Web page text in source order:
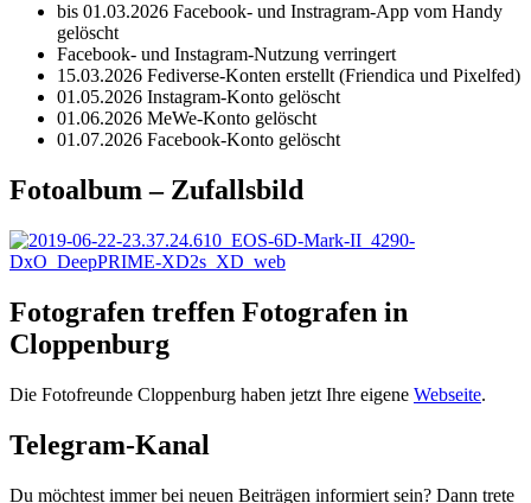
bis 01.03.2026 Facebook- und Instragram-App vom Handy
gelöscht
Facebook- und Instagram-Nutzung verringert
15.03.2026 Fediverse-Konten erstellt (Friendica und Pixelfed)
01.05.2026 Instagram-Konto gelöscht
01.06.2026 MeWe-Konto gelöscht
01.07.2026 Facebook-Konto gelöscht
Fotoalbum – Zufallsbild
Fotografen treffen Fotografen in
Cloppenburg
Die Fotofreunde Cloppenburg haben jetzt Ihre eigene Webseite.
Telegram-Kanal
Du möchtest immer bei neuen Beiträgen informiert sein? Dann trete